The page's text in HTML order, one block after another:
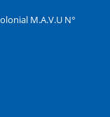
M.A.V.U N°